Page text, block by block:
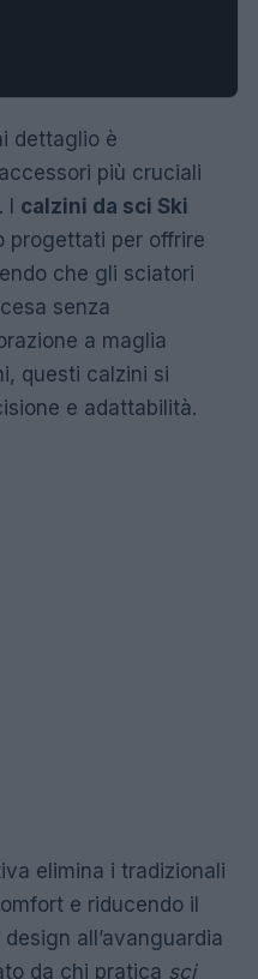
dettaglio è
più cruciali
I calzini da sci Ski
progettati per offrire
che gli sciatori
senza
a maglia
questi calzini si
e adattabilità.
elimina i tradizionali
e riducendo il
all’avanguardia
da chi pratica sci